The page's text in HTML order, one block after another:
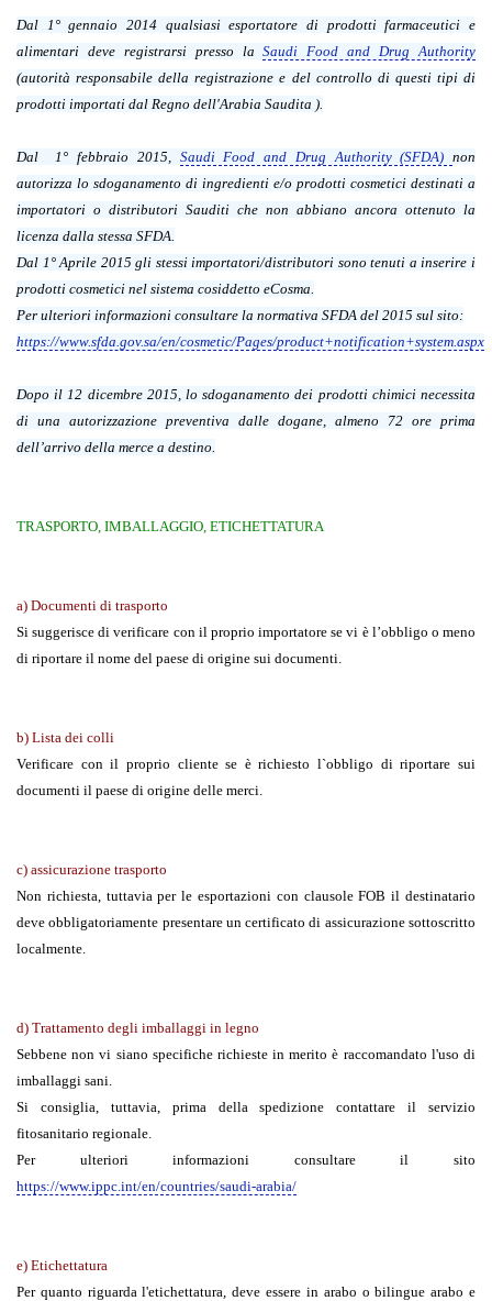
Dal 1° gennaio 2014 qualsiasi esportatore di prodotti farmaceutici e
alimentari deve registrarsi presso laSaudi Food and Drug Authority
(autorità responsabile della registrazione e del controllo di questi tipi di
prodotti importati dal Regno dell'Arabia Saudita ).
Dal 1° febbraio 2015, Saudi Food and Drug Authority (SFDA)non
autorizza lo sdoganamento di ingredienti e/o prodotti cosmetici destinati a
importatori o distributori Sauditi che non abbiano ancora ottenuto la
licenza dalla stessa SFDA.
Dal 1° Aprile 2015 gli stessi importatori/distributori sono tenuti a inserire i
prodotti cosmetici nel sistema cosiddetto eCosma.
Per ulteriori informazioni consultare la normativa SFDA del 2015 sul sito:
https://www.sfda.gov.sa/en/cosmetic/Pages/product+notification+system.aspx
Dopo il 12 dicembre 2015, lo sdoganamento dei prodotti chimicinecessita
di una autorizzazione preventiva dalle dogane, almeno 72 ore prima
dell’arrivo della merce a destino.
TRASPORTO, IMBALLAGGIO, ETICHETTATURA
a) Documenti di trasporto
Si suggerisce di verificare con il proprio importatore se vi è l’obbligo o meno
di riportare il nome del paese di origine sui documenti.
b) Lista dei colli
Verificare con il proprio cliente se è richiesto l`obbligo di riportare sui
documenti il paese di origine delle merci.
c) assicurazione trasporto
Non richiesta, tuttavia per le esportazioni con clausole FOB il destinatario
deve obbligatoriamente presentare un certificato di assicurazione sottoscritto
localmente.
d) Trattamento degli imballaggi in legno
Sebbene non vi siano specifiche richieste in merito è raccomandato l'uso di
imballaggi sani.
Si consiglia, tuttavia, prima della spedizione contattare il servizio
fitosanitario regionale.
Per ulteriori informazioni consultare il sito
https://www.ippc.int/en/countries/saudi-arabia/
e) Etichettatura
Per quanto riguarda l'etichettatura, deve essere in arabo o bilingue arabo e